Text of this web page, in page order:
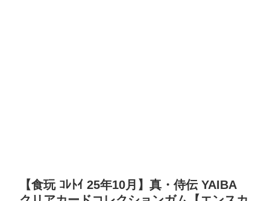
【食玩 ｺﾚﾄｲ 25年10月】真・侍伝 YAIBA